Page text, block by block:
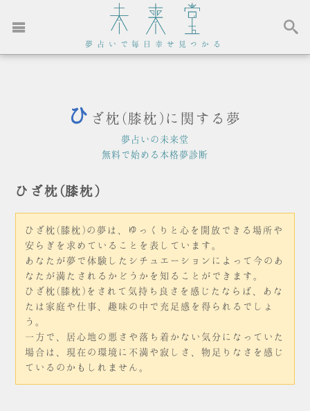
夢占いで毎日幸せ見つかる
ひ ざ枕(膝枕)に関する夢
夢占いの未来堂
無料で始める本格夢診断
ひざ枕(膝枕)
ひざ枕(膝枕)の夢は、ゆっくりと心を開放できる場所や
安らぎを求めていることを表しています。
あなたが夢で体験したシチュエーションによって今のあ
なたが満たされるかどうかを知ることができます。
ひざ枕(膝枕)をされて気持ち良さを感じたならば、あな
たは家庭や仕事、趣味の中で充足感を得られるでしょ
う。
一方で、居心地の悪さや落ち着かない気分になっていた
場合は、現在の環境に不満や寂しさ、物足りなさを感じ
ているのかもしれません。